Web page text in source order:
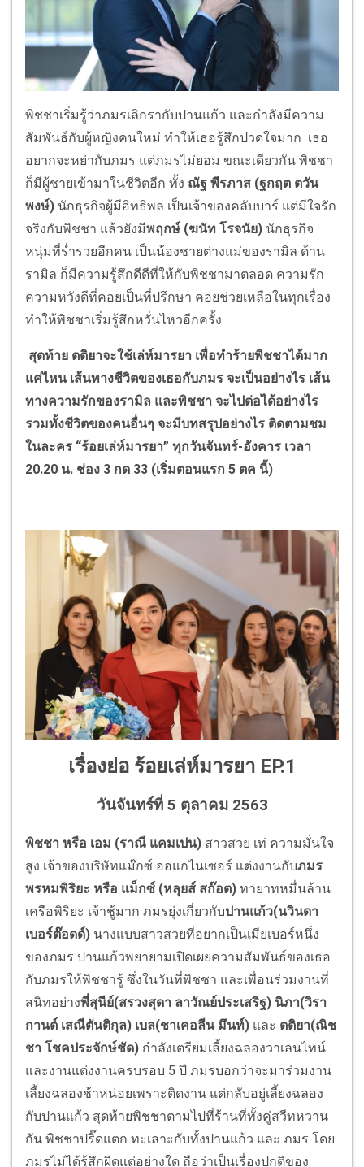
พิชชาเริ่มรู้ว่าภมรเลิกรากับปานแก้ว และกำลังมีความ
สัมพันธ์กับผู้หญิงคนใหม่ ทำให้เธอรู้สึกปวดใจมาก เธอ
อยากจะหย่ากับภมร แต่ภมรไม่ยอม ขณะเดียวกัน พิชชา
ก็มีผู้ชายเข้ามาในชีวิตอีก ทั้ง ณัฐ พีรภาส (ฐกฤต ตวัน
พงษ์) นักธุรกิจผู้มีอิทธิพล เป็นเจ้าของคลับบาร์ แต่มีใจรัก
จริงกับพิชชา แล้วยังมีพฤกษ์ (ฆนัท โรจนัย) นักธุรกิจ
หนุ่มที่ร่ำรวยอีกคน เป็นน้องชายต่างแม่ของรามิล ด้าน
รามิล ก็มีความรู้สึกดีดีที่ให้กับพิชชามาตลอด ความรัก
ความหวังดีที่คอยเป็นที่ปรึกษา คอยช่วยเหลือในทุกเรื่อง
ทำให้พิชชาเริ่มรู้สึกหวั่นไหวอีกครั้ง
สุดท้าย ตติยาจะใช้เล่ห์มารยา เพื่อทำร้ายพิชชาได้มาก
แค่ไหน เส้นทางชีวิตของเธอกับภมร จะเป็นอย่างไร เส้น
ทางความรักของรามิล และพิชชา จะไปต่อได้อย่างไร
รวมทั้งชีวิตของคนอื่นๆ จะมีบทสรุปอย่างไร ติดตามชม
ในละคร “ร้อยเล่ห์มารยา” ทุกวันจันทร์-อังคาร เวลา
20.20 น. ช่อง 3 กด 33 (เริ่มตอนแรก 5 ตค นี้)
เรื่องย่อ ร้อยเล่ห์มารยา EP.1
วันจันทร์ที่ 5 ตุลาคม 2563
พิชชา หรือ เอม (ราณี แคมเปน) สาวสวย เท่ ความมั่นใจ
สูง เจ้าของบริษัทแม๊กซ์ ออแกไนเซอร์ แต่งงานกับภมร
พรหมพิริยะ หรือ แม็กซ์ (หลุยส์ สก๊อต) ทายาทหมื่นล้าน
เครือพิริยะ เจ้าชู้มาก ภมรยุ่งเกี่ยวกับปานแก้ว(นวินดา
เบอร์ต๊อดด์) นางแบบสาวสวยที่อยากเป็นเมียเบอร์หนึ่ง
ของภมร ปานแก้วพยายามเปิดเผยความสัมพันธ์ของเธอ
กับภมรให้พิชชารู้ ซึ่งในวันที่พิชชา และเพื่อนร่วมงานที่
สนิทอย่างพี่สุนีย์(สรวงสุดา ลาวัณย์ประเสริฐ) นิภา(วิรา
กานต์ เสณีตันติกุล) เบล(ชาเคอลีน มึนท์) และ ตติยา(ณิช
ชา โชคประจักษ์ชัด) กำลังเตรียมเลี้ยงฉลองวาเลนไทน์
และงานแต่งงานครบรอบ 5 ปี ภมรบอกว่าจะมาร่วมงาน
เลี้ยงฉลองช้าหน่อยเพราะติดงาน แต่กลับอยู่เลี้ยงฉลอง
กับปานแก้ว สุดท้ายพิชชาตามไปที่ร้านที่ทั้งคู่สวีทหวาน
กัน พิชชาปริ๊ดแตก ทะเลาะกับทั้งปานแก้ว และ ภมร โดย
ภมรไม่ได้รู้สึกผิดแต่อย่างใด ถือว่าเป็นเรื่องปกติของ